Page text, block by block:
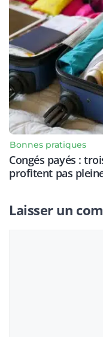
Bonnes pratiques
Congés payés :
profitent pas
Laisser un